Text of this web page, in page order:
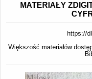
MATERIAŁY
https://
Większość materiałów